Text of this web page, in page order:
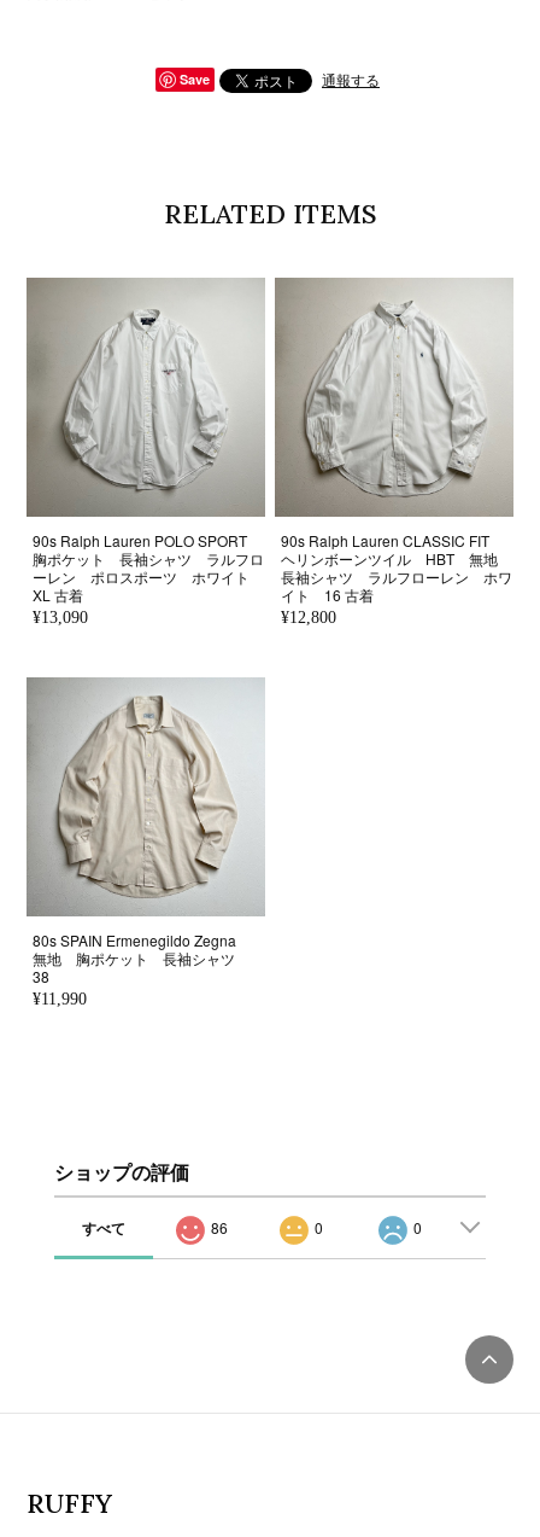
Save 通報する
RELATED ITEMS
90s Ralph Lauren POLO SPORT
胸ポケット 長袖シャツ ラルフロ
ーレン ポロスポーツ ホワイト
XL 古着
¥13,090
90s Ralph Lauren CLASSIC FIT
ヘリンボーンツイル HBT 無地
長袖シャツ ラルフローレン ホワ
イト 16 古着
¥12,800
80s SPAIN Ermenegildo Zegna
無地 胸ポケット 長袖シャツ
38
¥11,990
ショップの評価
すべて 86 0 0
RUFFY